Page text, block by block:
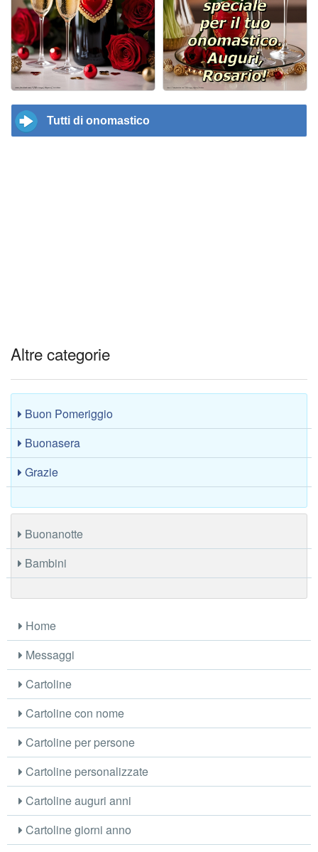
Tutti di onomastico
Altre categorie
Buon Pomeriggio
Buonasera
Grazie
Buonanotte
Bambini
Home
Messaggi
Cartoline
Cartoline con nome
Cartoline per persone
Cartoline personalizzate
Cartoline auguri anni
Cartoline giorni anno